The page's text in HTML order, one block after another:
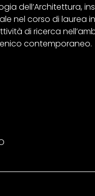
dell’Architettura,
nel corso di laurea
di ricerca
contemporaneo.